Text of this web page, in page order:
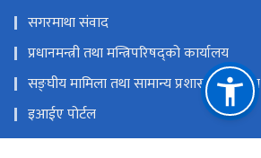
सगरमाथा संवाद
प्रधानमन्त्री तथा मन्त्रिपरिषद्को कार्यालय
सङ्‍घीय मामिला तथा सामान्य प्रशासन मन्त्रालय
इआईए पोर्टल
परराष्ट्र मन्त्रालय